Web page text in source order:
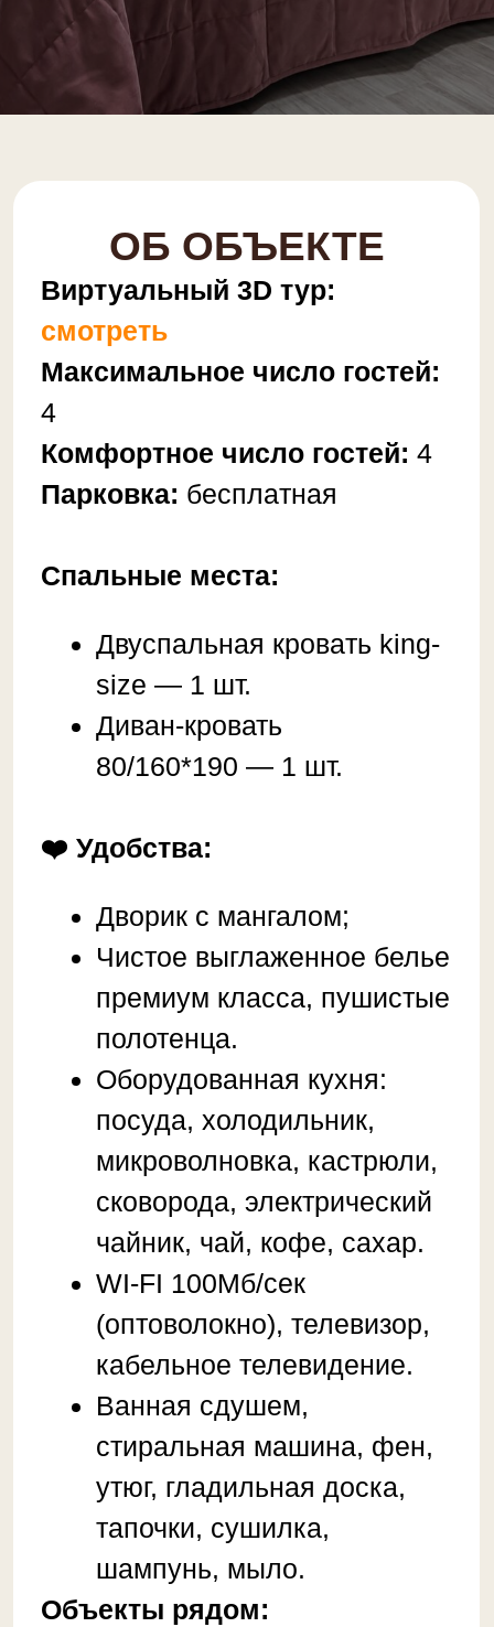
ОБ ОБЪЕКТЕ
Виртуальный 3D тур:
Пaркoвкa:бeсплaтнaя
Cпaльные места:
Двуcпaльная кpовaть king-
Дивaн-кровать
80/160*190 — 1 шт.
премиум класса, пушистые
полотенца.
Оборудованная кухня:
посуда, холодильник,
чайник, чай, кофе, сахар.
(оптоволокно), телевизор,
кабельное телевидение.
Ванная сдушем,
утюг, гладильная доска,
тапочки, сушилка,
шампунь, мыло.
Объекты рядом:
Эльбрус — 2,6 км
Чегет — 1,6 км
Магазины и кафе — в
Расчетный час:
Заезд с 14:00.
Выезд до 11:00.
❗ Правила проживания:
У нас не курят.
У нас не проводятся